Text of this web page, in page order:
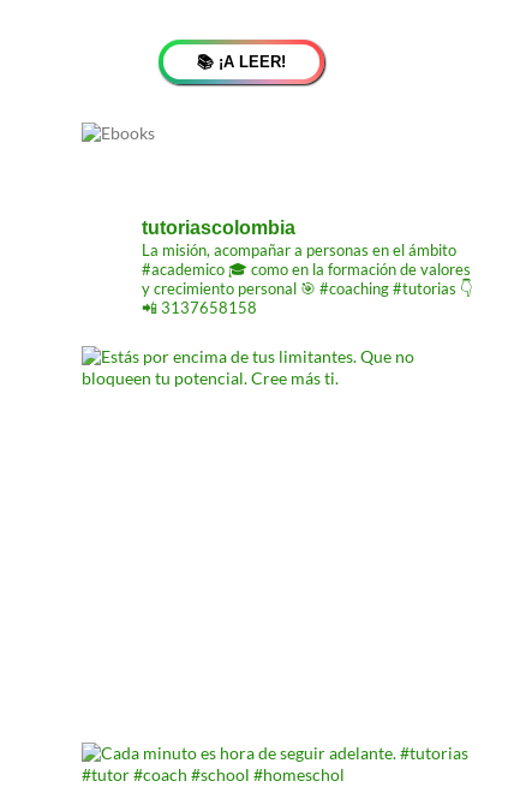
📚 ¡A LEER!
tutoriascolombia
La misión, acompañar a personas en el ámbito
#academico 🎓 como en la formación devalores
y crecimientopersonal 🎯 #coaching #tutorias 👇
📲 3137658158